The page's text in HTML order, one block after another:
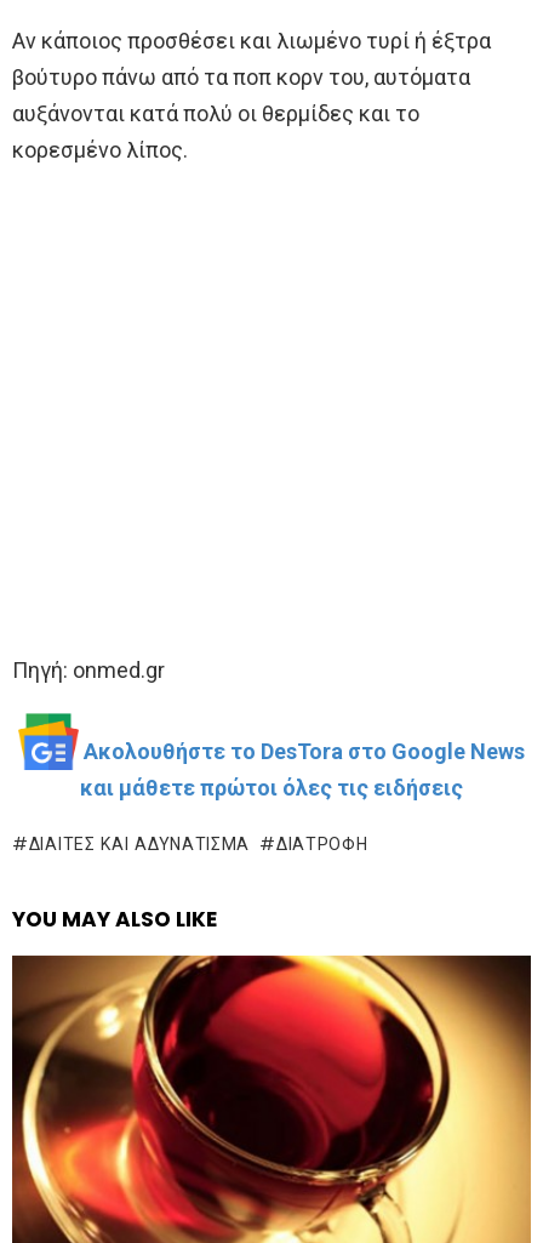
Αν κάποιος προσθέσει και λιωμένο τυρί ή έξτρα
βούτυρο πάνω από τα ποπ κορν του, αυτόματα
αυξάνονται κατά πολύ οι θερμίδες και το
κορεσμένο λίπος.
Πηγή: onmed.gr
Ακολουθήστε το DesTora στο Google News
και μάθετε πρώτοι όλες τις ειδήσεις
ΔΊΑΙΤΕΣ ΚΑΙ ΑΔΥΝΆΤΙΣΜΑ ΔΙΑΤΡΟΦΉ
YOU MAY ALSO LIKE